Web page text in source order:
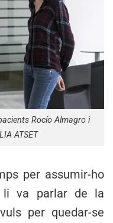
Rocío Almagro i
ATSET
per assumir-ho
li va parlar de la
per quedar-se